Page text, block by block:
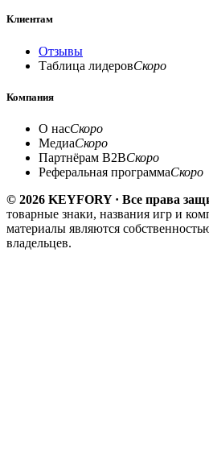
Клиентам
Отзывы
Таблица лидеровСкоро
Компания
О насСкоро
МедиаСкоро
Партнёрам B2BСкоро
Реферальная программаСкоро
© 2026 KEYFORY · Все права
товарные знаки, названия игр и
материалы являются
владельцев.